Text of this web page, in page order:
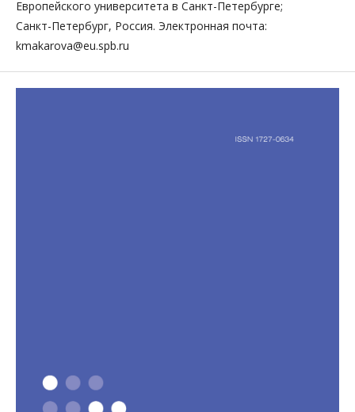
Европейского университета в Санкт-Петербурге;
Санкт-Петербург, Россия. Электронная почта:
kmakarova@eu.spb.ru